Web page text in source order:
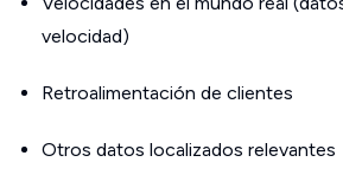
velocidad)
Retroalimentación de clientes
Otros datos localizados relevantes